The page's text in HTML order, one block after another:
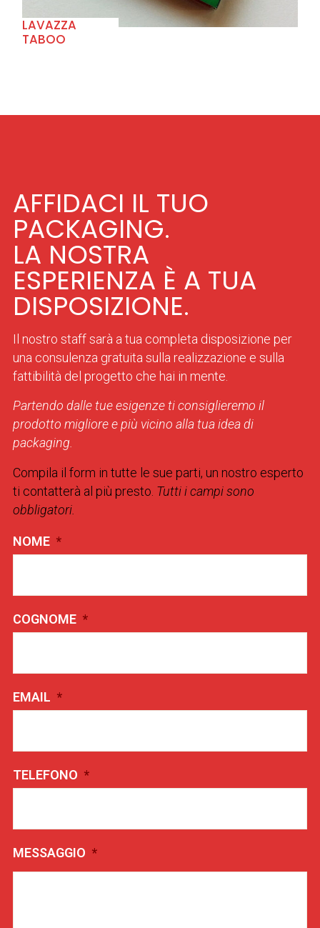
LAVAZZA
TABOO
AFFIDACI IL TUO
PACKAGING.
LA NOSTRA
ESPERIENZA È A TUA
DISPOSIZIONE.
Il nostro staff sarà a tua completa disposizione per
una consulenza gratuita sulla realizzazione e sulla
fattibilità del progetto che hai in mente.
Partendo dalle tue esigenze ti consiglieremo il
prodotto migliore e più vicino alla tua idea di
packaging.
Compila il form in tutte le sue parti, un nostro esperto
ti contatterà al più presto. Tutti i campi sono
obbligatori.
NOME *
COGNOME *
EMAIL *
TELEFONO *
MESSAGGIO *